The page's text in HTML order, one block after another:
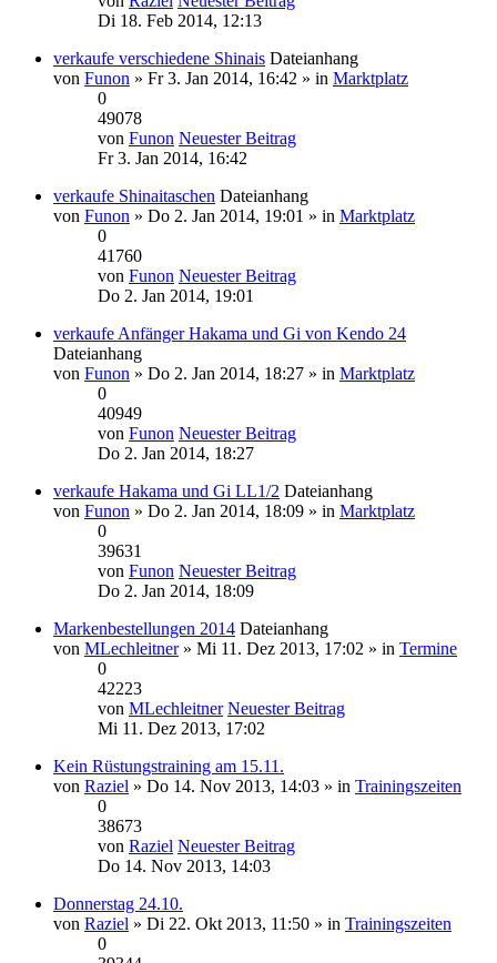
Di 18. Feb 2014, 12:13
verkaufe verschiedene Shinais Dateianhang
von Funon » Fr 3. Jan 2014, 16:42 » in Marktplatz
0
49078
von Funon Neuester Beitrag
Fr 3. Jan 2014, 16:42
verkaufe Shinaitaschen Dateianhang
von Funon » Do 2. Jan 2014, 19:01 » in Marktplatz
0
41760
von Funon Neuester Beitrag
Do 2. Jan 2014, 19:01
verkaufe Anfänger Hakama und Gi von Kendo 24
Dateianhang
von Funon » Do 2. Jan 2014, 18:27 » in Marktplatz
0
40949
von Funon Neuester Beitrag
Do 2. Jan 2014, 18:27
verkaufe Hakama und Gi LL1/2 Dateianhang
von Funon » Do 2. Jan 2014, 18:09 » in Marktplatz
0
39631
von Funon Neuester Beitrag
Do 2. Jan 2014, 18:09
Markenbestellungen 2014 Dateianhang
von MLechleitner» Mi 11. Dez 2013, 17:02 » in Termine
0
42223
von MLechleitner Neuester Beitrag
Mi 11. Dez 2013, 17:02
Kein Rüstungstraining am 15.11.
von Raziel » Do 14. Nov 2013, 14:03 » in Trainingszeiten
0
38673
von Raziel Neuester Beitrag
Do 14. Nov 2013, 14:03
Donnerstag 24.10.
von Raziel » Di 22. Okt 2013, 11:50 » in Trainingszeiten
0